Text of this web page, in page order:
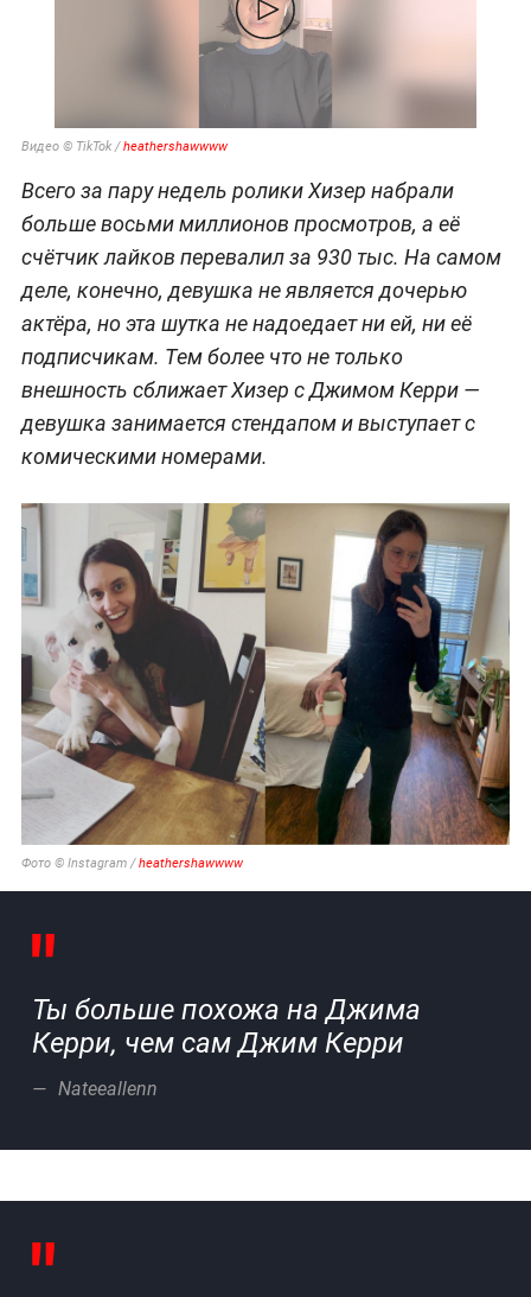
Видео © TikTok /heathershawwww
Всего за пару недель ролики Хизер набрали
больше восьми миллионов просмотров, а её
счётчик лайков перевалил за 930 тыс. На самом
деле, конечно, девушка не является дочерью
актёра, но эта шутка не надоедает ни ей, ни её
подписчикам. Тем более что не только
внешность сближает Хизер с Джимом Керри —
девушка занимается стендапом и выступает с
комическими номерами.
Фото © Instagram /heathershawwww
Ты больше похожа на Джима
Керри, чем сам Джим Керри
Nateeallenn